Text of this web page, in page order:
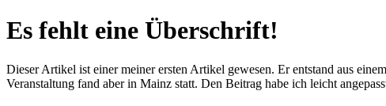
Es fehlt eine Überschrift!
Dieser Artikel ist einer meiner ersten Artikel gewesen. Er entstand aus
Veranstaltung fand aber in Mainz statt. Den Beitrag habe ich leicht